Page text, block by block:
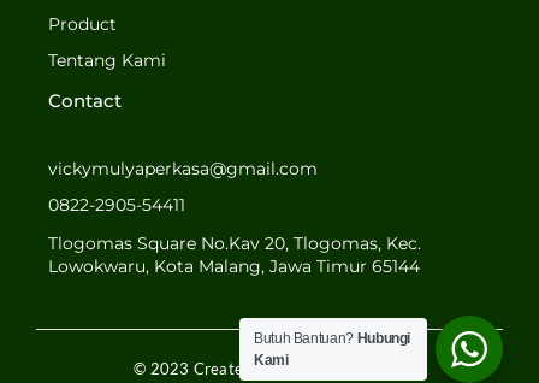
Product
Tentang Kami
Contact
vickymulyaperkasa@gmail.com
0822-2905-54411
Tlogomas Square No.Kav 20, Tlogomas, Kec.
Lowokwaru, Kota Malang, Jawa Timur 65144
© 2023 Created by MULYA PERKASA
Butuh Bantuan? Hubungi
Kami